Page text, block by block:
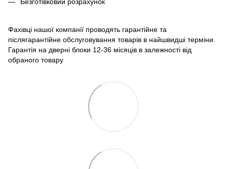
Фахівці нашої компанії проводять гарантійне та
післягарантійне обслуговування товарів в найшвидші терміни.
Гарантія на дверні блоки 12-36 місяців в залежності від
обраного товару